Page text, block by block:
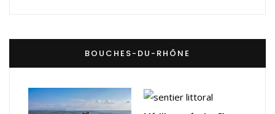
BOUCHES-DU-RHÔNE